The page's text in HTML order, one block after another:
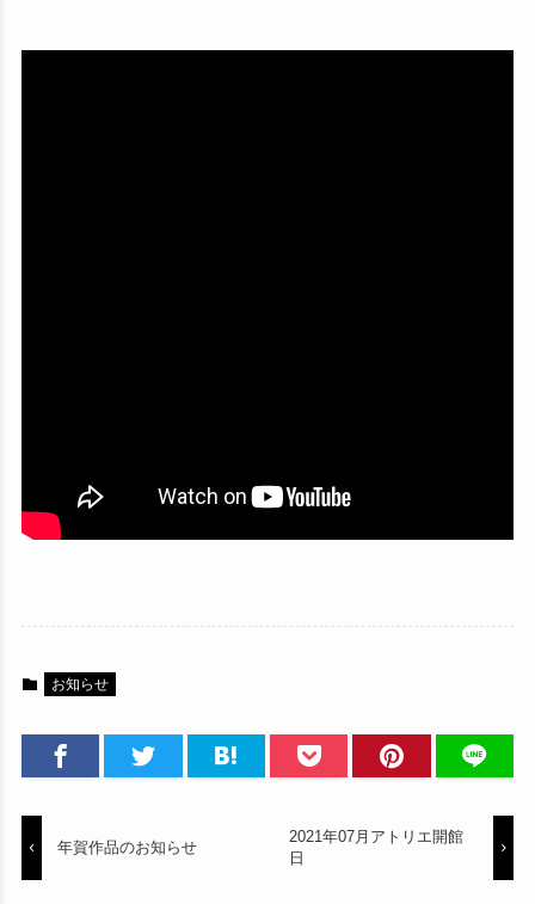
お知らせ
年賀作品のお知らせ
2021年07月アトリエ開館
日